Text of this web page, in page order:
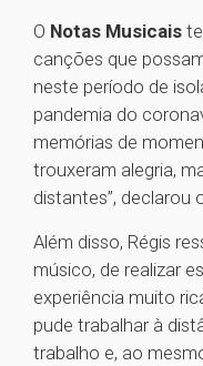
O Notas Musicais
canções que
neste período de
pandemia do
memórias de
trouxeram alegria,
distantes”, declarou
Além disso, Régis
músico, de realizar
experiência muito
pude trabalhar à
trabalho e, ao